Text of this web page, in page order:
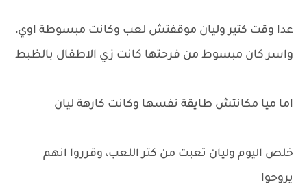
عدا وقت كتير وليان موقفتش لعب وكانت مبسوطة اوي،
واسر كان مبسوط من فرحتها كانت زي الاطفال بالظبط
اما ميا مكانتش طايقة نفسها وكانت كارهة ليان
خلص اليوم وليان تعبت من كتر اللعب، وقرروا انهم
يروحوا